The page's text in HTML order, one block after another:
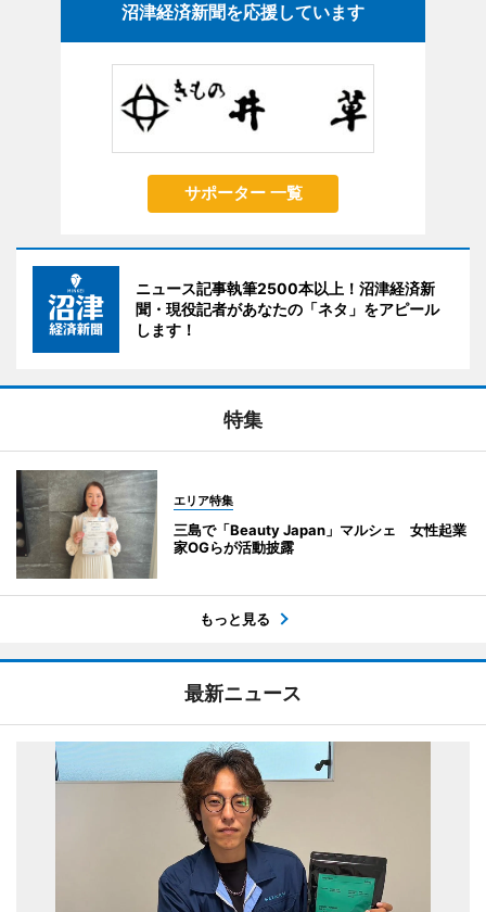
沼津経済新聞を応援しています
サポーター 一覧
ニュース記事執筆2500本以上！沼津経済新
聞・現役記者があなたの「ネタ」をアピール
します！
特集
エリア特集
三島で「Beauty Japan」マルシェ 女性起業
家OGらが活動披露
もっと見る
最新ニュース